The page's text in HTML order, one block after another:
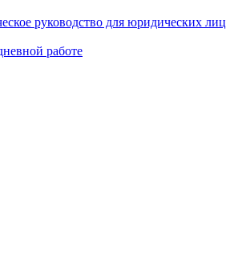
руководство для юридических лиц
работе